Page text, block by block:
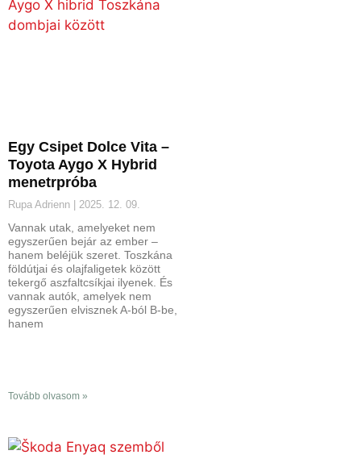
Egy Csipet Dolce Vita –
Toyota Aygo X Hybrid
menetrpróba
Rupa Adrienn 2025. 12. 09.
Vannak utak, amelyeket nem
egyszerűen bejár az ember –
hanem beléjük szeret. Toszkána
földútjai és olajfaligetek között
tekergő aszfaltcsíkjai ilyenek. És
vannak autók, amelyek nem
egyszerűen elvisznek A-ból B-be,
hanem
Tovább olvasom »